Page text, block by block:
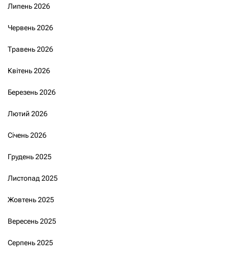
Липень 2026
Червень 2026
Травень 2026
Квітень 2026
Березень 2026
Лютий 2026
Січень 2026
Грудень 2025
Листопад 2025
Жовтень 2025
Вересень 2025
Серпень 2025